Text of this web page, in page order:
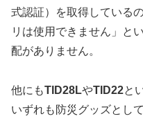
式認証）を取得しているの
リは使用できません」と
配がありません。
他にもTID28LやTID22と
いずれも防災グッズとし